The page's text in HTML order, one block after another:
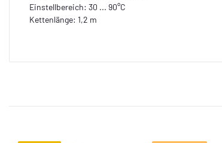
Einstellbereich: 30 ... 90°C
Kettenlänge: 1,2 m